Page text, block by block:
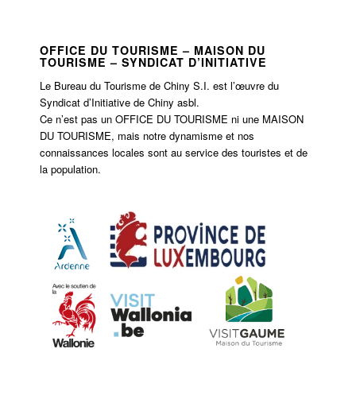
OFFICE DU TOURISME – MAISON DU
TOURISME – SYNDICAT D’INITIATIVE
Le Bureau du Tourisme de Chiny S.I. est l’œuvre du
Syndicat d’Initiative de Chiny asbl.
Ce n’est pas un OFFICE DU TOURISME ni une MAISON
DU TOURISME, mais notre dynamisme et nos
connaissances locales sont au service des touristes et de
la population.